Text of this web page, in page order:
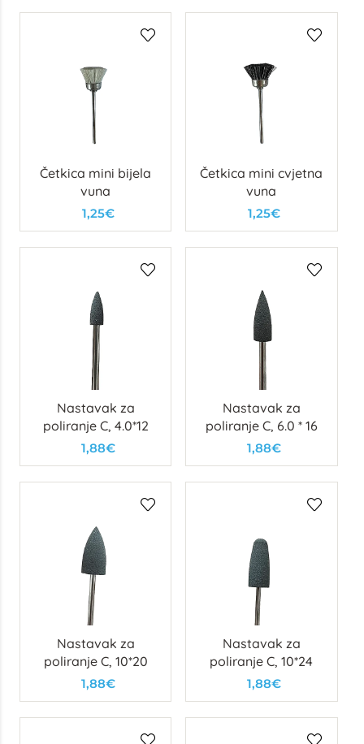
Četkica mini bijela
vuna
1,25€
Četkica mini cvjetna
vuna
1,25€
Nastavak za
poliranje C, 4.0*12
1,88€
Nastavak za
poliranje C, 6.0 * 16
1,88€
Nastavak za
poliranje C, 10*20
1,88€
Nastavak za
poliranje C, 10*24
1,88€